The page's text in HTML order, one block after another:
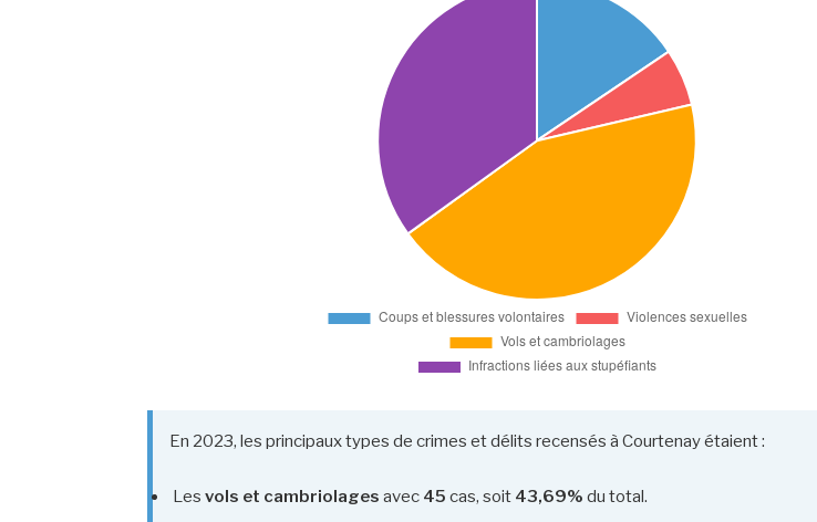
En 2023, les principaux types de crimes et délits recensés à Courtenay étaient :
Les vols et cambriolages avec 45 cas, soit 43,69% du total.